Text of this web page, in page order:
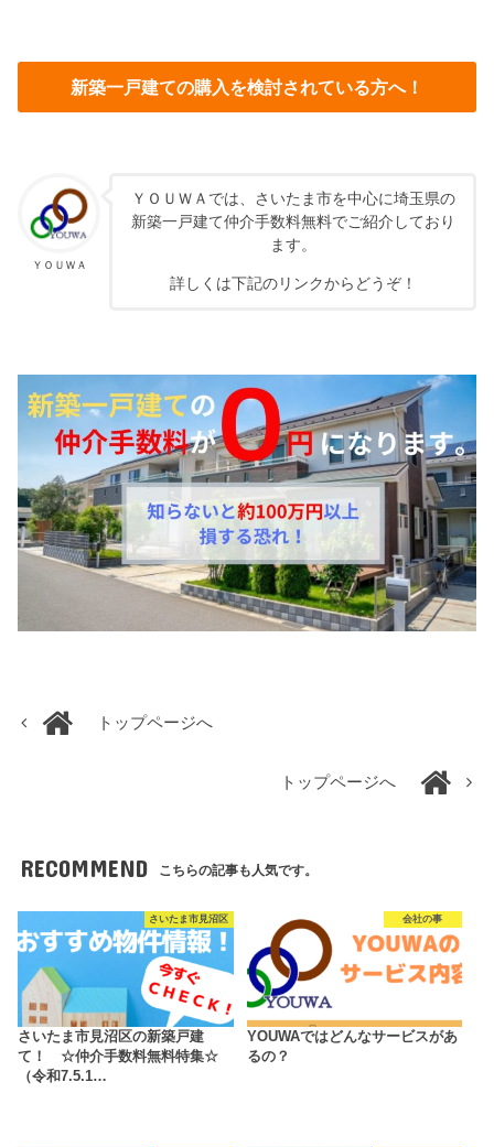
新築一戸建ての購入を検討されている方へ！
ＹＯＵＷＡ
ＹＯＵＷＡでは、さいたま市を中心に埼玉県の
新築一戸建て仲介手数料無料でご紹介しており
ます。
詳しくは下記のリンクからどうぞ！
トップページへ
トップページへ
RECOMMEND こちらの記事も人気です。
さいたま市見沼区
さいたま市見沼区の新築戸建
て！ ☆仲介手数料無料特集☆
（令和7.5.1…
会社の事
YOUWAではどんなサービスがあ
るの？